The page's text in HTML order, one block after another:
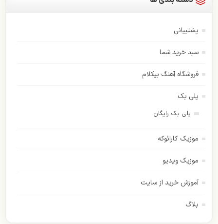
پشتیبانی
سبد خرید شما
فروشگاه آهنگ بیکلام
پلی بک
پلی بک رایگان
موزیک کارائوکه
موزیک ویدیو
آموزش خرید از سایت
بلاگ